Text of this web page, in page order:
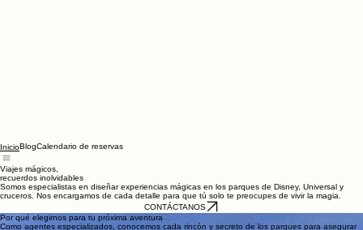
Inicio Blog
Viajes mágicos,
recuerdos inolvidables
Somos especialistas en diseñar experiencias mágicas en los parques de Disney, Universal y
cruceros. Nos encargamos de cada detalle para que tú solo te preocupes de vivir la magia.
CONTÁCTANOS